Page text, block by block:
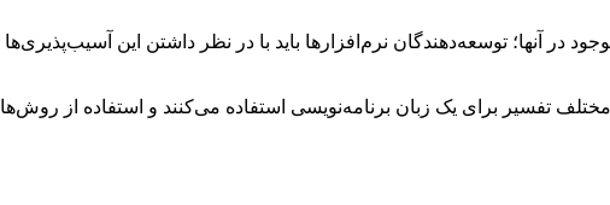
در آنها؛ توسعه‌دهندگان نرم‌افزارها باید با در نظر داشتن این